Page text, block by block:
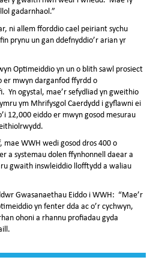
gadarnhaol.”
ni allem fforddio cael peiriant sychu
prynu un gan ddefnyddio’r arian yr
Optimeiddio yn un o blith sawl prosiect
er mwyn darganfod ffyrdd o
Yn ogystal, mae’r sefydliad yn gweithio
ym Mhrifysgol Caerdydd i gyflawni ei
12,000 eiddo er mwyn gosod mesurau
WWH wedi gosod dros 400 o
a systemau dolen ffynhonnell daear a
gwaith inswleiddio llofftydd a waliau
Gwasanaethau Eiddo i WWH: “Mae’r
yn fenter dda ac o’r cychwyn,
ohoni a rhannu profiadau gyda